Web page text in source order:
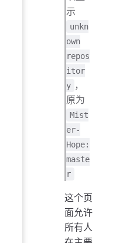
示
unkn
own
repos
itor
y ，
原为
Mist
er-
Hope:
maste
r
这个页
面允许
所有人